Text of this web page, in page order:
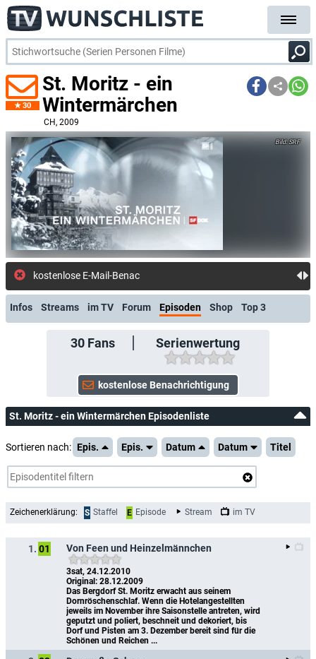
30
St. Moritz - ein
Wintermärchen
CH, 2009
SRF
kostenlose E-Mail-Benachrichtig
Infos Streams im TV Forum Episoden Shop Top 3
30Fans Serienwertung
St. Moritz - ein Wintermärchen Episodenliste
Sortieren nach: Epis. Epis. Datum Datum Titel
Zeichenerklärung: S Staffel E Episode Stream im TV
1. 01 Von Feen und Heinzelmännchen
3sat, 24.12.2010
Original: 28.12.2009
Das Bergdorf St. Moritz erwacht aus seinem
Dornröschenschlaf. Wenn die Hotelangestellten
jeweils im November ihre Saisonstelle antreten, wird
geputzt und poliert, beschneit und dekoriert, bis
Dorf und Pisten am 3. Dezember bereit sind für die
Schönen und Reichen ...